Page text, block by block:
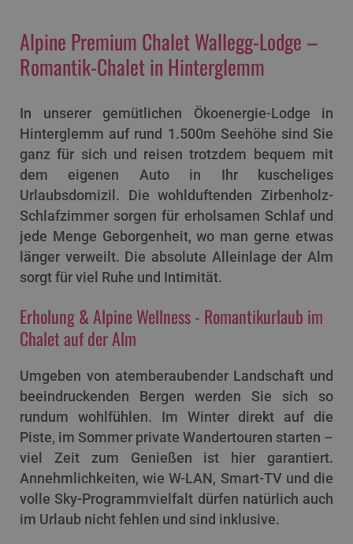
Alpine Premium Chalet Wallegg-Lodge –
Romantik-Chalet in Hinterglemm
In unserer gemütlichen Ökoenergie-Lodge in
Hinterglemm auf rund 1.500m Seehöhe sind Sie
ganz für sich und reisen trotzdem bequem mit
dem eigenen Auto in Ihr kuscheliges
Urlaubsdomizil. Die wohlduftenden Zirbenholz-
Schlafzimmer sorgen für erholsamen Schlaf und
jede Menge Geborgenheit, wo man gerne etwas
länger verweilt. Die absolute Alleinlage der Alm
sorgt für viel Ruhe und Intimität.
Erholung & Alpine Wellness - Romantikurlaub im
Chalet auf der Alm
Umgeben von atemberaubender Landschaft und
beeindruckenden Bergen werden Sie sich so
rundum wohlfühlen. Im Winter direkt auf die
Piste, im Sommer private Wandertouren starten –
viel Zeit zum Genießen ist hier garantiert.
Annehmlichkeiten, wie W-LAN, Smart-TV und die
volle Sky-Programmvielfalt dürfen natürlich auch
im Urlaub nicht fehlen und sind inklusive.